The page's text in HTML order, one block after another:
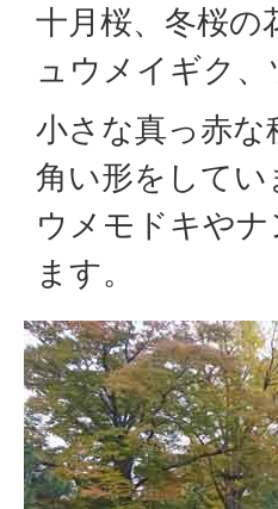
十月桜、冬桜
ュウメイギク、
小さな真っ赤な
角い形をしてい
ウメモドキや
ます。